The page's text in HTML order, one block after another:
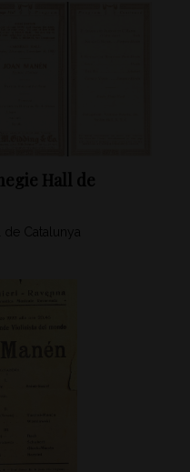
Hall de
de Catalunya